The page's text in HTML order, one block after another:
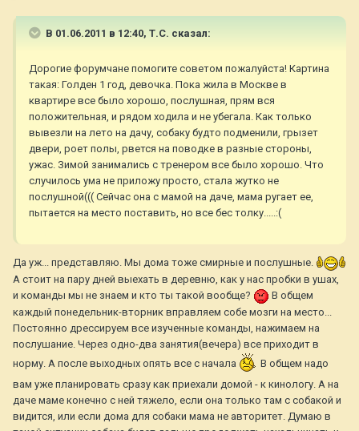
В 01.06.2011 в 12:40, Т.С. сказал:
Дорогие форумчане помогите советом пожалуйста! Картина
такая: Голден 1 год, девочка. Пока жила в Москве в
квартире все было хорошо, послушная, прям вся
положительная, и рядом ходила и не убегала. Как только
вывезли на лето на дачу, собаку будто подменили, грызет
двери, роет полы, рвется на поводке в разные стороны,
ужас. Зимой занимались с тренером все было хорошо. Что
случилось ума не приложу просто, стала жутко не
послушной((( Сейчас она с мамой на даче, мама ругает ее,
пытается на место поставить, но все бес толку.....:(
Да уж... представляю. Мы дома тоже смирные и послушные.
А стоит на пару дней выехать в деревню, как у нас пробки в ушах,
и команды мы не знаем и кто ты такой вообще?
В общем
каждый понедельник-вторник вправляем собе мозги на место...
Постоянно дрессируем все изученные команды, нажимаем на
послушание. Через одно-два занятия(вечера) все приходит в
норму. А после выходных опять все с начала
В общем надо
вам уже планировать сразу как приехали домой - к кинологу. А на
даче маме конечно с ней тяжело, если она только там с собакой и
видится, или если дома для собаки мама не авторитет. Думаю в